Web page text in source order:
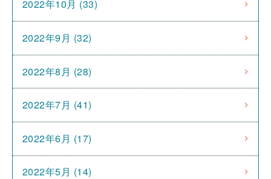
2022年10月 (33)
2022年9月 (32)
2022年8月 (28)
2022年7月 (41)
2022年6月 (17)
2022年5月 (14)